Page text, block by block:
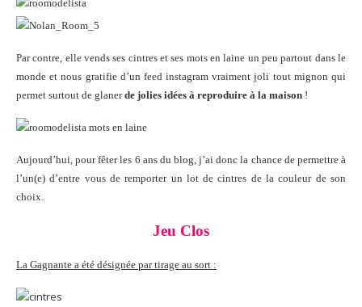
Par contre, elle vends ses cintres et ses mots en laine un peu partout dans le
monde et nous gratifie d’un feed instagram vraiment joli tout mignon qui
permet surtout de glanerde jolies idées à reproduire à la maison !
Aujourd’hui, pour fêter les 6 ans du blog, j’ai donc la chance de permettre à
l’un(e) d’entre vous de remporter un lot de cintres de la couleur de son
choix.
Jeu Clos
La Gagnante a été désignée par tirage au sort :